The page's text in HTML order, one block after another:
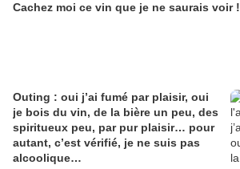
Cachez moi ce vin que je ne saurais voir !
Outing : oui j’ai fumé par plaisir, oui
je bois du vin, de la bière un peu, des
spiritueux peu, par pur plaisir… pour
autant, c’est vérifié, je ne suis pas
alcoolique…